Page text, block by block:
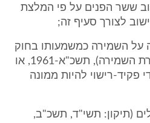
ששר הפנים על פי המלצת
לצורך סעיף זה;
על השמירה כמשמעותו בחוק
הרשויות המקומיות (הסדרת השמירה), תשכ"א-1961, או
רישוי להיות ממונה
(תיקון: תשי"ד, תשכ"ב,